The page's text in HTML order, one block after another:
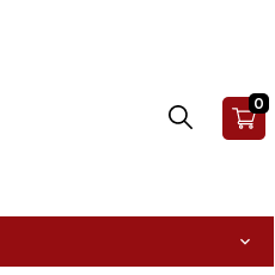
0